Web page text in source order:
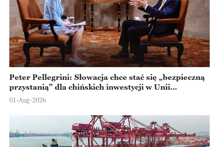
Peter Pellegrini: Słowacja chce stać się „bezpieczną
przystanią” dla chińskich inwestycji w Unii
Europejskiej
01-Aug-2026